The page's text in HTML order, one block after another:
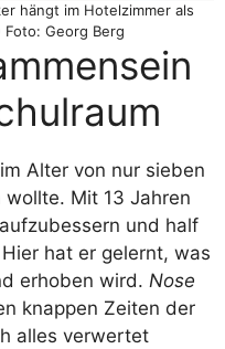
hängt im Hotelzimmer als
Georg Berg
Alter von nur sieben
Mit 13 Jahren
und half
hat er gelernt, was
erhoben wird. Nose
knappen Zeiten der
alles verwertet